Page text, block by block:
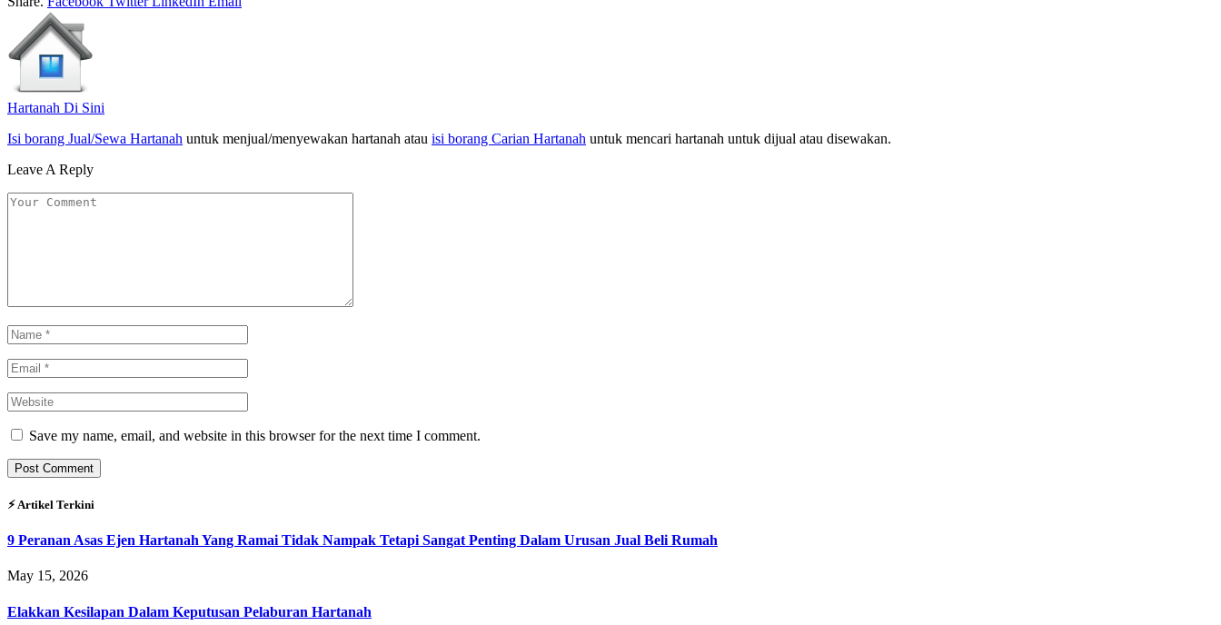
Hartanah Di Sini
Isi borang Jual/Sewa Hartanah untuk menjual/menyewakan hartanah atau isi borang Carian Hartanah untuk mencari hartanah untuk dijual atau disewakan.
Leave A Reply
Save my name, email, and website in this browser for the next time I comment.
⚡︎ Artikel Terkini
9 Peranan Asas Ejen Hartanah Yang Ramai Tidak Nampak Tetapi Sangat Penting Dalam Urusan Jual Beli Rumah
May 15, 2026
Elakkan Kesilapan Dalam Keputusan Pelaburan Hartanah